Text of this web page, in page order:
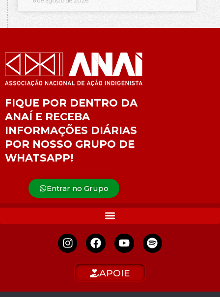
FIQUE POR DENTRO DA
ANAÍ E RECEBA
INFORMAÇÕES DIÁRIAS
POR NOSSO GRUPO DE
WHATSAPP!
Entrar no Grupo
APOIE